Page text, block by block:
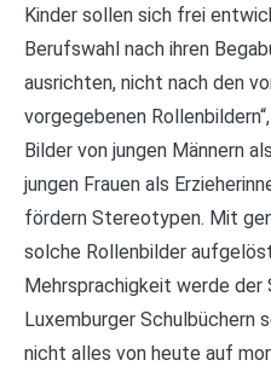
Kinder sollen sich frei
Berufswahl nach ihren
ausrichten, nicht nach den
vorgegebenen
Bilder von jungen Männern
jungen Frauen als
fördern Stereotypen. Mit
solche Rollenbilder
Mehrsprachigkeit werde der
Luxemburger Schulbüchern
nicht alles von heute auf